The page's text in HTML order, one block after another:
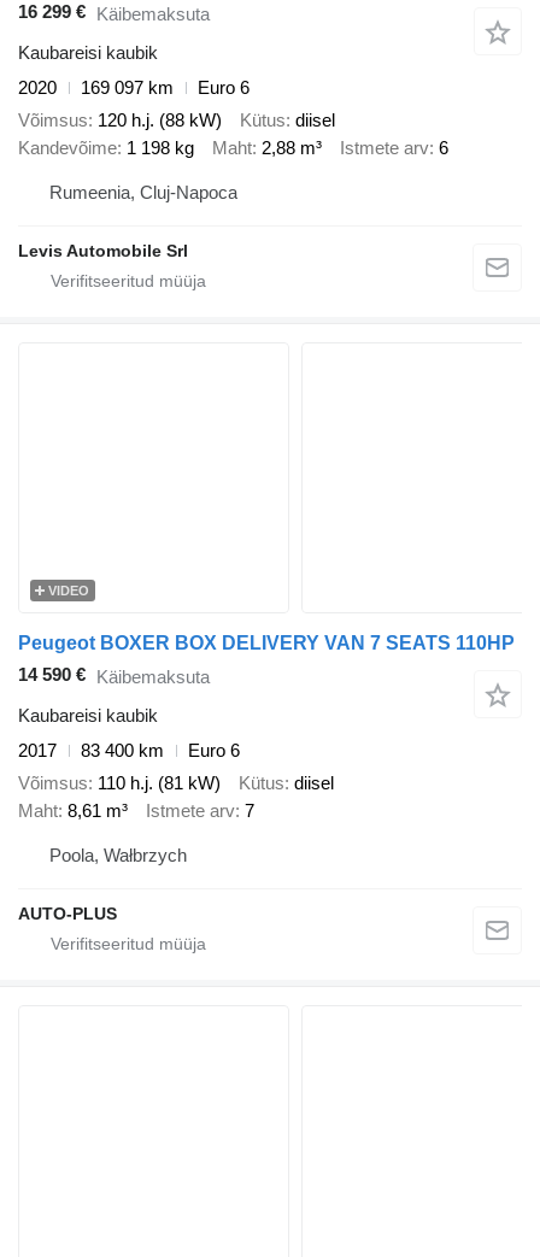
16 299 € Käibemaksuta
Kaubareisi kaubik
2020
169 097 km
Euro 6
Võimsus 120 h.j. (88 kW) Kütus diisel
Kandevõime 1 198 kg Maht 2,88 m³ Istmete arv 6
Rumeenia, Cluj-Napoca
Levis Automobile Srl
VIDEO
Peugeot BOXER BOX DELIVERY VAN 7 SEATS 110HP
14 590 € Käibemaksuta
Kaubareisi kaubik
2017
83 400 km
Euro 6
Võimsus 110 h.j. (81 kW) Kütus diisel
Maht 8,61 m³ Istmete arv 7
Poola, Wałbrzych
AUTO-PLUS